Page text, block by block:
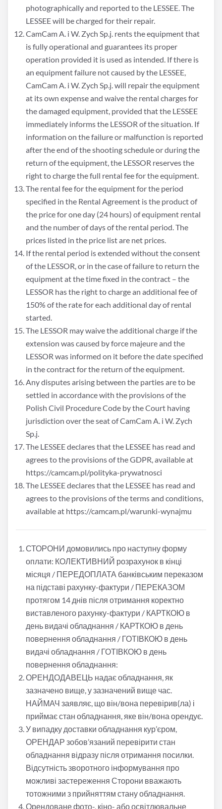
photographically and reported to the LESSEE. The
LESSEE will be charged for their repair.
CamCam A. i W. Zych Sp.j. rents the equipment that
is fully operational and guarantees its proper
operation provided it is used as intended. If there is
an equipment failure not caused by the LESSEE,
CamCam A. i W. Zych Sp.j. will repair the equipment
at its own expense and waive the rental charges for
the damaged equipment, provided that the LESSEE
immediately informs the LESSOR of the situation. If
information on the failure or malfunction is reported
after the end of the shooting schedule or during the
return of the equipment, the LESSOR reserves the
right to charge the full rental fee for the equipment.
The rental fee for the equipment for the period
specified in the Rental Agreement is the product of
the price for one day (24 hours) of equipment rental
and the number of days of the rental period. The
prices listed in the price list are net prices.
If the rental period is extended without the consent
of the LESSOR, or in the case of failure to return the
equipment at the time fixed in the contract – the
LESSOR has the right to charge an additional fee of
150% of the rate for each additional day of rental
started.
The LESSOR may waive the additional charge if the
extension was caused by force majeure and the
LESSOR was informed on it before the date specified
in the contract for the return of the equipment.
Any disputes arising between the parties are to be
settled in accordance with the provisions of the
Polish Civil Procedure Code by the Court having
jurisdiction over the seat of CamCam A. i W. Zych
Sp.j.
The LESSEE declares that the LESSEE has read and
agrees to the provisions of the GDPR, available at
https://camcam.pl/polityka-prywatnosci
The LESSEE declares that the LESSEE has read and
agrees to the provisions of the terms and conditions,
available at https://camcam.pl/warunki-wynajmu
СТОРОНИ домовились про наступну форму
оплати: КОЛЕКТИВНИЙ розрахунок в кінці
місяця / ПЕРЕДОПЛАТА банківським переказом
на підставі рахунку-фактури / ПЕРЕКАЗОМ
протягом 14 днів після отримання коректно
виставленого рахунку-фактури / КАРТКОЮ в
день видачі обладнання / КАРТКОЮ в день
повернення обладнання / ГОТІВКОЮ в день
видачі обладнання / ГОТІВКОЮ в день
повернення обладнання:
ОРЕНДОДАВЕЦЬ надає обладнання, як
зазначено вище, у зазначений вище час.
НАЙМАЧ заявляє, що він/вона перевірив(ла) і
приймає стан обладнання, яке він/вона орендує.
У випадку доставки обладнання кур’єром,
ОРЕНДАР зобов’язаний перевірити стан
обладнання відразу після отримання посилки.
Відсутність зворотного інформування про
можливі застереження Сторони вважають
тотожними з прийняттям стану обладнання.
Орендоване фото-, кіно- або освітлювальне